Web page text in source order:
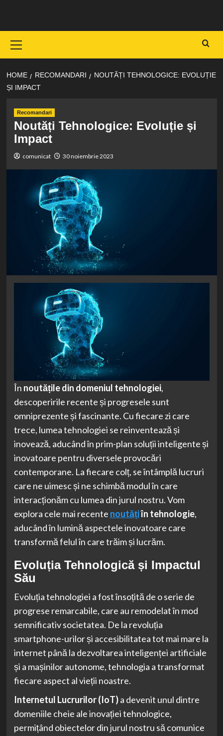
content
Menu
HOME RECOMANDARI
NOUTĂȚI TEHNOLOGICE: EVOLUȚIE
ȘI IMPACT
Recomandari
Noutăți Tehnologice: Evoluție și
Impact
comunicat 30 noiembrie 2023
În noutățile din domeniul tehnologiei,
descoperirile recente și progresele sunt
omniprezente și fascinante. Cu fiecare zi care
trece, lumea tehnologiei se reinventează și
inovează, aducând în prim-plan soluții inteligente și
inovatoare pentru diversele provocări
contemporane. La fiecare colț, se întâmplă lucruri
care ne uimesc și ne schimbă modul în care
interacționăm cu lumea din jurul nostru. Vom
explora cele mai recente noutățiîn tehnologie,
aducând în lumină aspectele inovatoare care
transformă felul în care trăim și lucrăm.
Evoluția Tehnologică și Impactul
Său
Evoluția tehnologiei a fost însoțită de o serie de
progrese remarcabile, care au remodelat în mod
semnificativ societatea. De la revoluția
smartphone-urilor și accesibilitatea tot mai mare la
internet până la dezvoltarea inteligenței artificiale
și a mașinilor autonome, tehnologia a transformat
fiecare aspect al vieții noastre.
Internetul Lucrurilor (IoT)a devenit unul dintre
domeniile cheie ale inovației tehnologice,
permițând obiectelor din jurul nostru să comunice